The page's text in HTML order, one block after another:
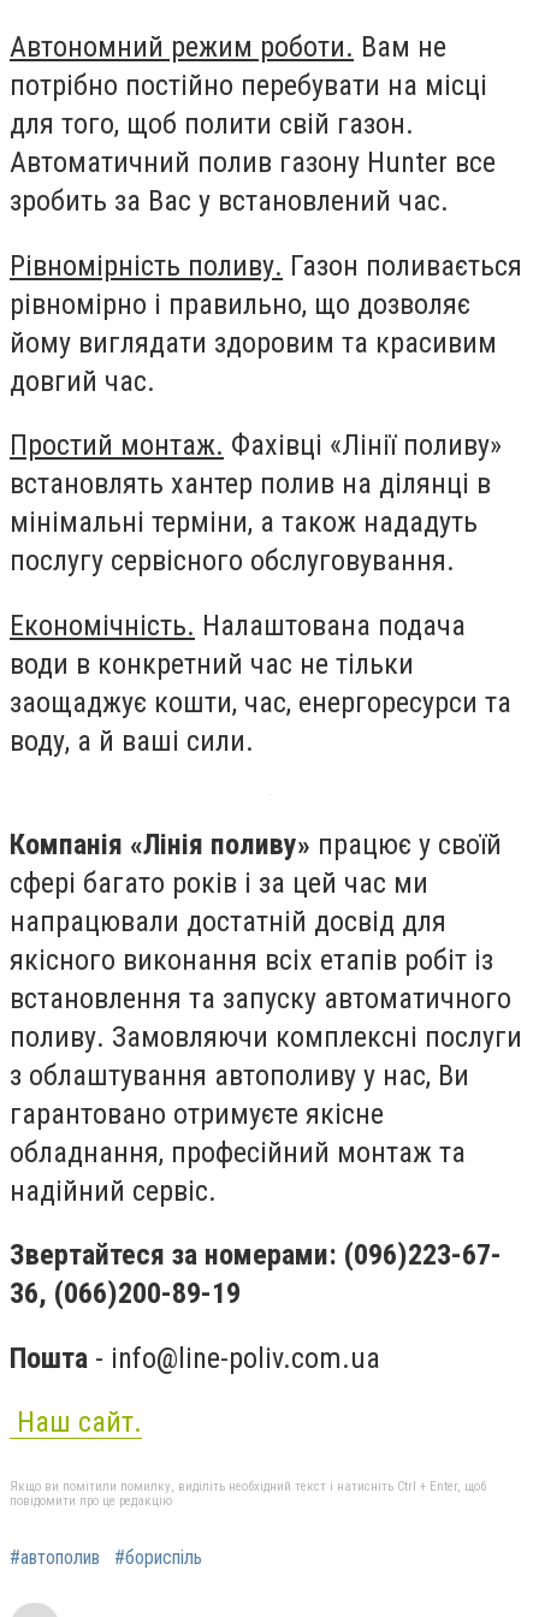
Автономний режим роботи. Вам не
потрібно постійно перебувати на місці
для того, щоб полити свій газон.
Автоматичний полив газону Hunter все
зробить за Вас у встановлений час.
Рівномірність поливу. Газон поливається
рівномірно і правильно, що дозволяє
йому виглядати здоровим та красивим
довгий час.
Простий монтаж. Фахівці «Лінії поливу»
встановлять хантер полив на ділянці в
мінімальні терміни, а також нададуть
послугу сервісного обслуговування.
Економічність. Налаштована подача
води в конкретний час не тільки
заощаджує кошти, час, енергоресурси та
воду, а й ваші сили.
Компанія «Лінія поливу» працює у своїй
сфері багато років і за цей час ми
напрацювали достатній досвід для
якісного виконання всіх етапів робіт із
встановлення та запуску автоматичного
поливу. Замовляючи комплексні послуги
з облаштування автополиву у нас, Ви
гарантовано отримуєте якісне
обладнання, професійний монтаж та
надійний сервіс.
Звертайтеся за номерами: (096)223-67-
36, (066)200-89-19
Пошта - info@line-poliv.com.ua
Наш сайт.
Якщо ви помітили помилку, виділіть необхідний текст і натисніть Ctrl + Enter, щоб
повідомити про це редакцію
#автополив #бориспіль